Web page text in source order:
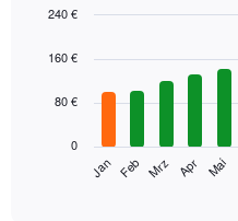
chart
bars.
folgende
graphic.
Jan Feb Mrz Apr Mai
0
80 €
160 €
240 €